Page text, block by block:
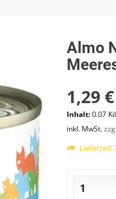
Almo
1,29
Inhalt:0.07
inkl. MwSt.
Lieferzeit